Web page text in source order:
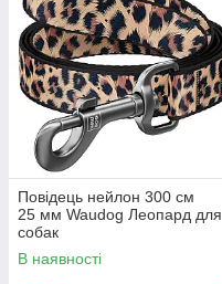
Повідець нейлон 300 cм
25 мм Waudog Леопард для
собак
В наявності